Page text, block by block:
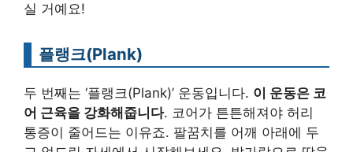
실 거예요!
플랭크(Plank)
두 번째는 ‘플랭크(Plank)’ 운동입니다. 이 운동은 코
어 근육을 강화해줍니다. 코어가 튼튼해져야 허리
통증이 줄어드는 이유죠. 팔꿈치를 어깨 아래에 두